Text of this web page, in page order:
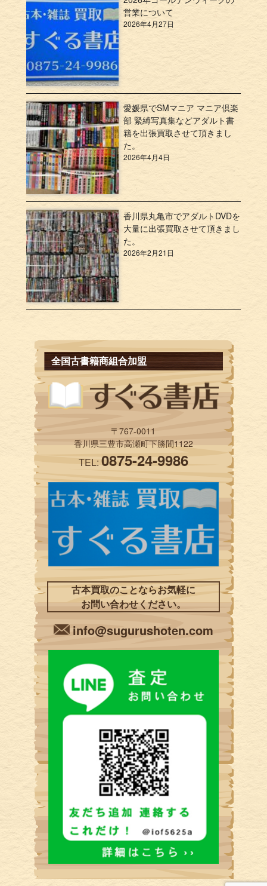
営業について
2026年4月27日
愛媛県でSMマニア マニア倶楽
部 緊縛写真集などアダルト書
籍を出張買取させて頂きまし
た。
2026年4月4日
香川県丸亀市でアダルトDVDを
大量に出張買取させて頂きまし
た。
2026年2月21日
全国古書籍商組合加盟
〒767-0011
香川県三豊市高瀬町下勝間1122
TEL:0875-24-9986
古本買取のことならお気軽に
お問い合わせください。
info@sugurushoten.com